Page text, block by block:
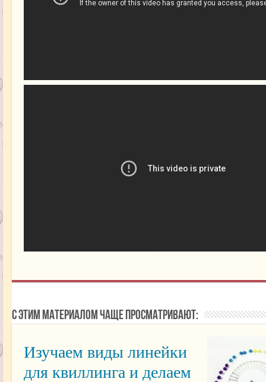
С этим материалом чаще просматривают:
Изучаем виды линейки
для квиллинга и делаем